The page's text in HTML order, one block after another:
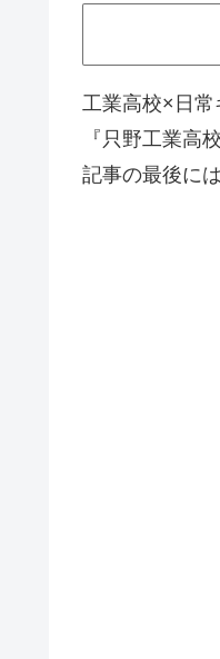
工業高校×日常
『只野工業高
記事の最後に